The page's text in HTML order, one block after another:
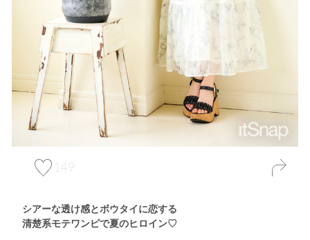
149
シアーな透け感とボウタイに恋する
清楚系モテワンピで夏のヒロイン♡